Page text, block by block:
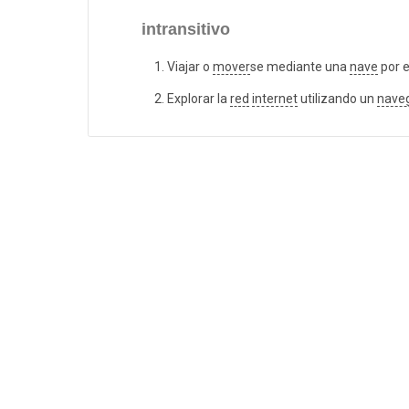
intransitivo
Viajar o moverse mediante unanave por el
Explorar lared internetutilizando un